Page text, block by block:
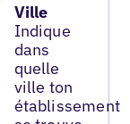
Ville
Indique
dans
quelle
ville ton
établissement